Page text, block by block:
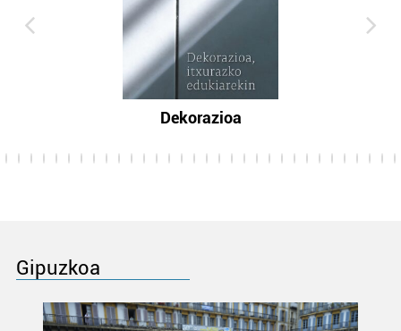
Dekorazioa
Gipuzkoa